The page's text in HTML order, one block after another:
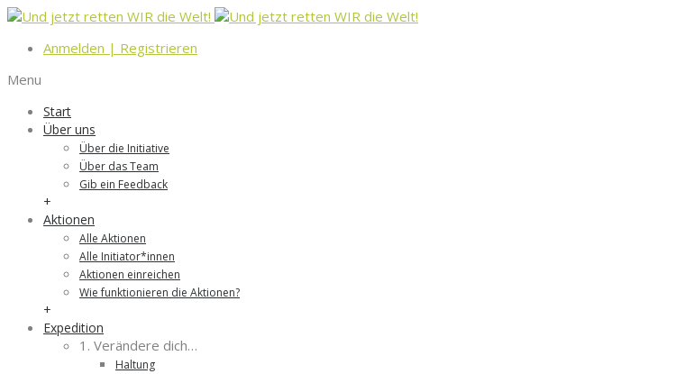
Anmelden | Registrieren
Menu
Start
Über uns
Über die Initiative
Über das Team
Gib ein Feedback
+
Aktionen
Alle Aktionen
Alle Initiator*innen
Aktionen einreichen
Wie funktionieren die Aktionen?
+
Expedition
1. Verändere dich…
Haltung